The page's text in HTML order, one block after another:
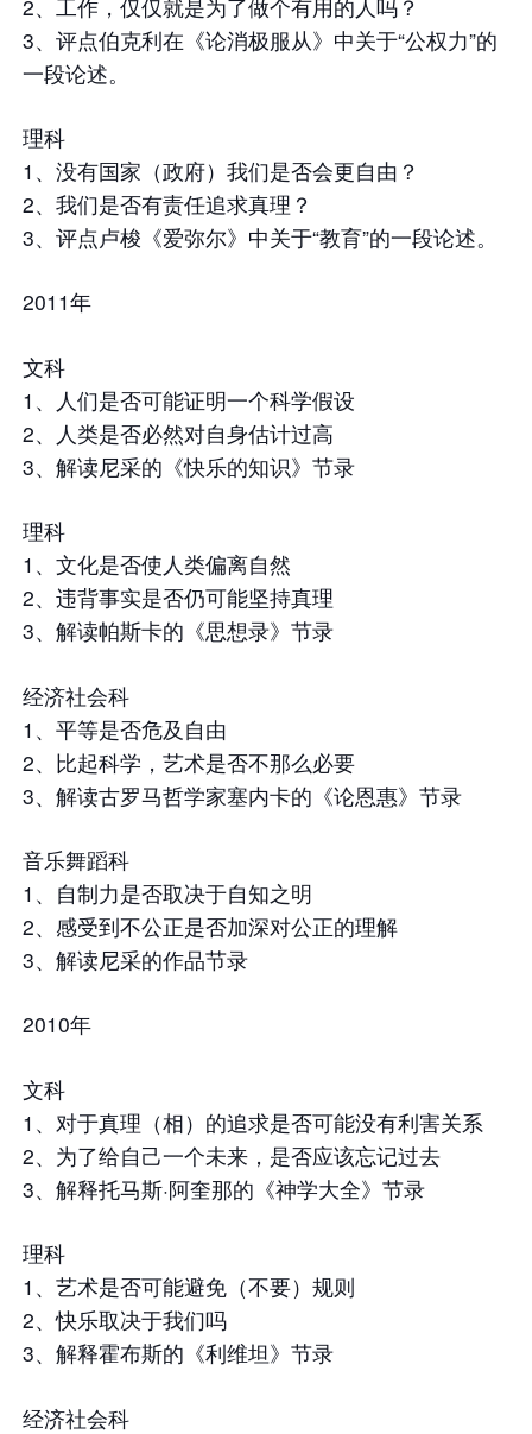
2、工作，仅仅就是为了做个有用的人吗？
3、评点伯克利在《论消极服从》中关于“公权力”的
一段论述。
理科
1、没有国家（政府）我们是否会更自由？
2、我们是否有责任追求真理？
3、评点卢梭《爱弥尔》中关于“教育”的一段论述。
2011年
文科
1、人们是否可能证明一个科学假设
2、人类是否必然对自身估计过高
3、解读尼采的《快乐的知识》节录
理科
1、文化是否使人类偏离自然
2、违背事实是否仍可能坚持真理
3、解读帕斯卡的《思想录》节录
经济社会科
1、平等是否危及自由
2、比起科学，艺术是否不那么必要
3、解读古罗马哲学家塞内卡的《论恩惠》节录
音乐舞蹈科
1、自制力是否取决于自知之明
2、感受到不公正是否加深对公正的理解
3、解读尼采的作品节录
2010年
文科
1、对于真理（相）的追求是否可能没有利害关系
2、为了给自己一个未来，是否应该忘记过去
3、解释托马斯·阿奎那的《神学大全》节录
理科
1、艺术是否可能避免（不要）规则
2、快乐取决于我们吗
3、解释霍布斯的《利维坦》节录
经济社会科